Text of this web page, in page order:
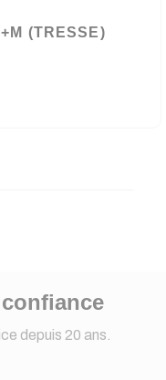
(TRESSE)
depuis 20 ans.